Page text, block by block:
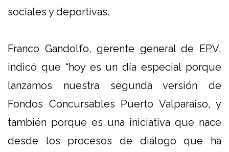
sociales y deportivas.
Franco Gandolfo, gerente general de EPV,
indicó que “hoy es un día especial porque
lanzamos nuestra segunda versión de
Fondos Concursables Puerto Valparaíso, y
también porque es una iniciativa que nace
desde los procesos de diálogo que ha